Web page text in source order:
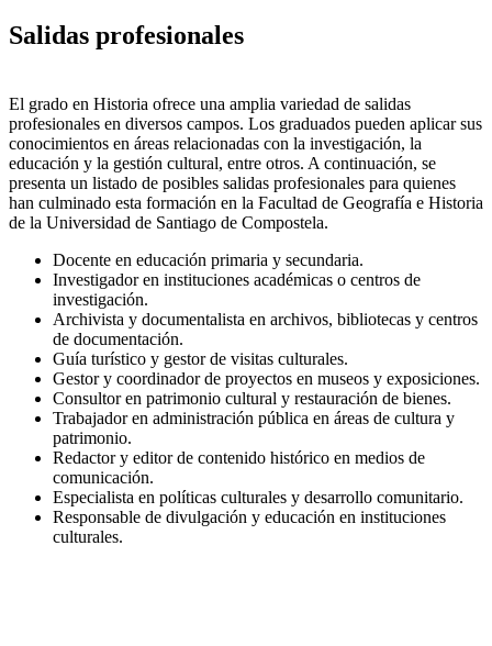
Salidas profesionales
El grado en Historia ofrece una amplia variedad de salidas
profesionales en diversos campos. Los graduados pueden aplicar sus
conocimientos en áreas relacionadas con la investigación, la
educación y la gestión cultural, entre otros. A continuación, se
presenta un listado de posibles salidas profesionales para quienes
han culminado esta formación en la Facultad de Geografía e Historia
de la Universidad de Santiago de Compostela.
Docente en educación primaria y secundaria.
Investigador en instituciones académicas o centros de
investigación.
Archivista y documentalista en archivos, bibliotecas y centros
de documentación.
Guía turístico y gestor de visitas culturales.
Gestor y coordinador de proyectos en museos y exposiciones.
Consultor en patrimonio cultural y restauración de bienes.
Trabajador en administración pública en áreas de cultura y
patrimonio.
Redactor y editor de contenido histórico en medios de
comunicación.
Especialista en políticas culturales y desarrollo comunitario.
Responsable de divulgación y educación en instituciones
culturales.